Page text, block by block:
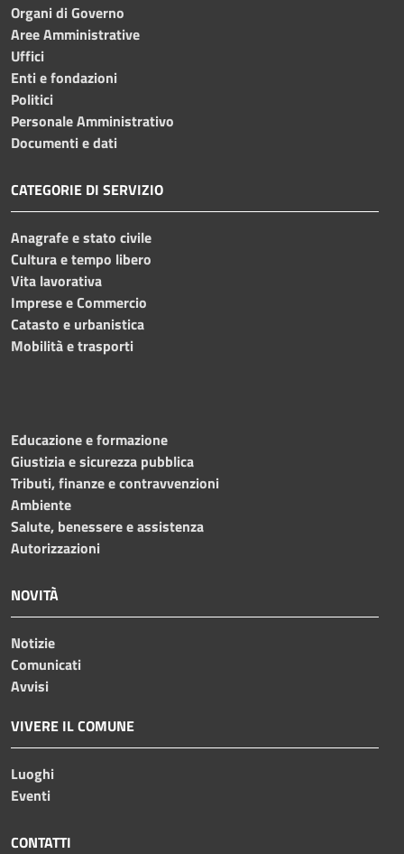
Organi di Governo
Aree Amministrative
Uffici
Enti e fondazioni
Politici
Personale Amministrativo
Documenti e dati
CATEGORIE DI SERVIZIO
Anagrafe e stato civile
Cultura e tempo libero
Vita lavorativa
Imprese e Commercio
Catasto e urbanistica
Mobilità e trasporti
Educazione e formazione
Giustizia e sicurezza pubblica
Tributi, finanze e contravvenzioni
Ambiente
Salute, benessere e assistenza
Autorizzazioni
NOVITÀ
Notizie
Comunicati
Avvisi
VIVERE IL COMUNE
Luoghi
Eventi
CONTATTI